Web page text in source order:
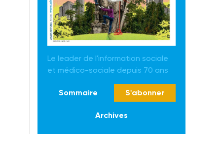
Le leader de l'information sociale
et médico-sociale depuis 70 ans
Sommaire S'abonner
Archives